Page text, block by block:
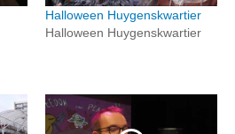
Halloween Huygenskwartier
Halloween Huygenskwartier